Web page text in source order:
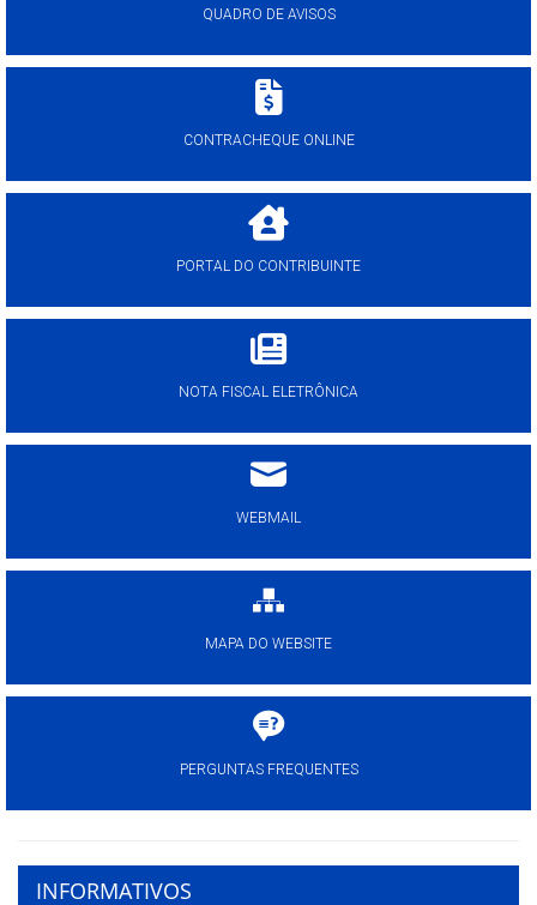
QUADRO DE AVISOS
CONTRACHEQUE ONLINE
PORTAL DO CONTRIBUINTE
NOTA FISCAL ELETRÔNICA
WEBMAIL
MAPA DO WEBSITE
PERGUNTAS FREQUENTES
INFORMATIVOS